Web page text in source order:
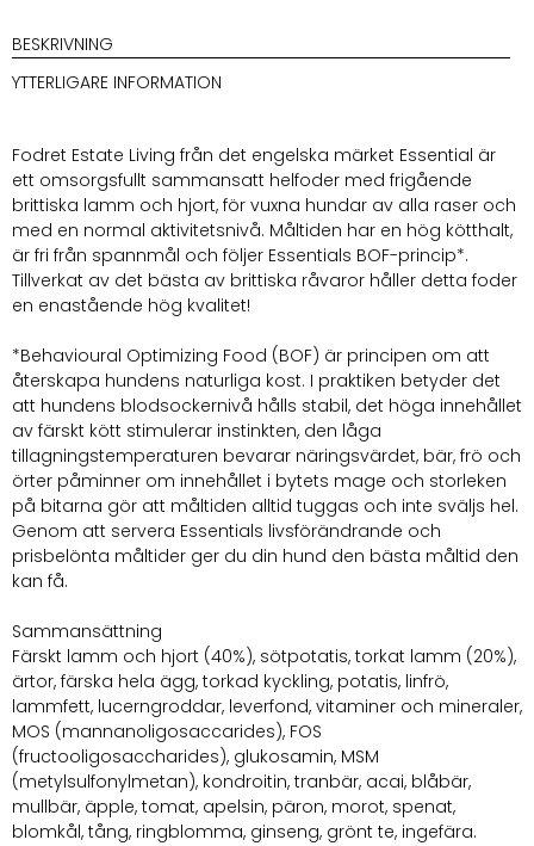
Living
10kg
mängd
BESKRIVNING
YTTERLIGARE INFORMATION
Fodret Estate Living från det engelska märket Essential är
ett omsorgsfullt sammansatt helfoder med frigående
brittiska lamm och hjort, för vuxna hundar av alla raser och
med en normal aktivitetsnivå. Måltiden har en hög kötthalt,
är fri från spannmål och följer Essentials BOF-princip*.
Tillverkat av det bästa av brittiska råvaror håller detta foder
en enastående hög kvalitet!
*Behavioural Optimizing Food (BOF) är principen om att
återskapa hundens naturliga kost. I praktiken betyder det
att hundens blodsockernivå hålls stabil, det höga innehållet
av färskt kött stimulerar instinkten, den låga
tillagningstemperaturen bevarar näringsvärdet, bär, frö och
örter påminner om innehållet i bytets mage och storleken
på bitarna gör att måltiden alltid tuggas och inte sväljs hel.
Genom att servera Essentials livsförändrande och
prisbelönta måltider ger du din hund den bästa måltid den
kan få.
Sammansättning
Färskt lamm och hjort (40%), sötpotatis, torkat lamm (20%),
ärtor, färska hela ägg, torkad kyckling, potatis, linfrö,
lammfett, lucerngroddar, leverfond, vitaminer och mineraler,
MOS (mannanoligosaccarides), FOS
(fructooligosaccharides), glukosamin, MSM
(metylsulfonylmetan), kondroitin, tranbär, acai, blåbär,
mullbär, äpple, tomat, apelsin, päron, morot, spenat,
blomkål, tång, ringblomma, ginseng, grönt te, ingefära.